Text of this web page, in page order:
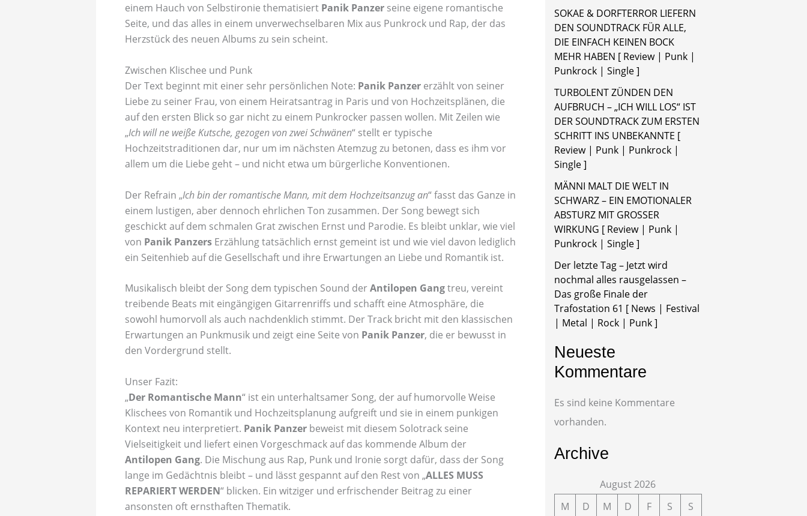
einem Hauch von Selbstironie thematisiert Panik Panzer seine eigene romantische
Seite, und das alles in einem unverwechselbaren Mix aus Punkrock und Rap, der das
Herzstück des neuen Albums zu sein scheint.
Zwischen Klischee und Punk
Der Text beginnt mit einer sehr persönlichen Note: Panik Panzer erzählt von seiner
Liebe zu seiner Frau, von einem Heiratsantrag in Paris und von Hochzeitsplänen, die
auf den ersten Blick so gar nicht zu einem Punkrocker passen wollen. Mit Zeilen wie
„Ich will ne weiße Kutsche, gezogen von zwei Schwänen“ stellt er typische
Hochzeitstraditionen dar, nur um im nächsten Atemzug zu betonen, dass es ihm vor
allem um die Liebe geht – und nicht etwa um bürgerliche Konventionen.
Der Refrain „Ich bin der romantische Mann, mit dem Hochzeitsanzug an“ fasst das Ganze in
einem lustigen, aber dennoch ehrlichen Ton zusammen. Der Song bewegt sich
geschickt auf dem schmalen Grat zwischen Ernst und Parodie. Es bleibt unklar, wie viel
von Panik Panzers Erzählung tatsächlich ernst gemeint ist und wie viel davon lediglich
ein Seitenhieb auf die Gesellschaft und ihre Erwartungen an Liebe und Romantik ist.
Musikalisch bleibt der Song dem typischen Sound derAntilopen Gangtreu, vereint
treibende Beats mit eingängigen Gitarrenriffs und schafft eine Atmosphäre, die
sowohl humorvoll als auch nachdenklich stimmt. Der Track bricht mit den klassischen
Erwartungen an Punkmusik und zeigt eine Seite von Panik Panzer, die er bewusst in
den Vordergrund stellt.
Unser Fazit:
„Der Romantische Mann“ ist ein unterhaltsamer Song, der auf humorvolle Weise
Klischees von Romantik und Hochzeitsplanung aufgreift und sie in einem punkigen
Kontext neu interpretiert. Panik Panzer beweist mit diesem Solotrack seine
Vielseitigkeit und liefert einen Vorgeschmack auf das kommende Album der
Antilopen Gang. Die Mischung aus Rap, Punk und Ironie sorgt dafür, dass der Song
lange im Gedächtnis bleibt – und lässt gespannt auf den Rest von „ALLES MUSS
REPARIERT WERDEN“ blicken. Ein witziger und erfrischender Beitrag zu einer
ansonsten oft ernsthaften Thematik.
SOKAE & DORFTERROR LIEFERN
DEN SOUNDTRACK FÜR ALLE,
DIE EINFACH KEINEN BOCK
MEHR HABEN [ Review | Punk |
Punkrock | Single ]
TURBOLENT ZÜNDEN DEN
AUFBRUCH – „ICH WILL LOS“ IST
DER SOUNDTRACK ZUM ERSTEN
SCHRITT INS UNBEKANNTE [
Review | Punk | Punkrock |
Single ]
MÄNNI MALT DIE WELT IN
SCHWARZ – EIN EMOTIONALER
ABSTURZ MIT GROSSER
WIRKUNG [ Review | Punk |
Punkrock | Single ]
Der letzte Tag – Jetzt wird
nochmal alles rausgelassen –
Das große Finale der
Trafostation 61 [ News | Festival
| Metal | Rock | Punk ]
Neueste
Kommentare
Es sind keine Kommentare
vorhanden.
Archive
August 2026
M
D M D F S
S